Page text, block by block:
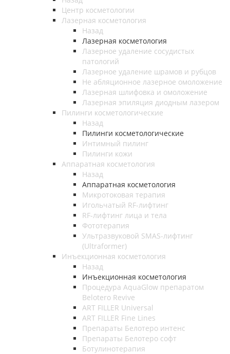
Центр косметологии
Лазерная косметология
Назад
Лазерная косметология
Лазерное удаление сосудистых
патологий
Лазерное удаление шрамов и рубцов
Не абляционное лазерное омоложение
Лазерная шлифовка и омоложение
Лазерная эпиляция диодным лазером
Пилинги косметологические
Назад
Пилинги косметологические
Интимный пилинг
Пилинги кожи
Аппаратная косметология
Назад
Аппаратная косметология
Микротоковая терапия
Игольчатый RF-лифтинг
RF-лифтинг лица и тела
Фототерапия
Ультразвуковой SMAS-лифтинг
(Ultraformer)
Инъекционная косметология
Назад
Инъекционная косметология
Процедура AquaGlow препаратом
Belotero Revive
ART FILLER Universal
ART FILLER Fine Lines
Препараты Белотеро интенс
Препараты Белотеро софт
Ботулинотерапия